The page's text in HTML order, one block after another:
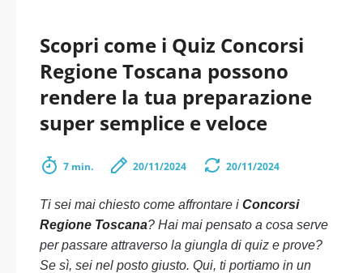
Scopri come i Quiz Concorsi
Regione Toscana possono
rendere la tua preparazione
super semplice e veloce
7 min. 20/11/2024 20/11/2024
Ti sei mai chiesto come affrontare i Concorsi
Regione Toscana? Hai mai pensato a cosa serve
per passare attraverso la giungla di quiz e prove?
Se sì, sei nel posto giusto. Qui, ti portiamo in un